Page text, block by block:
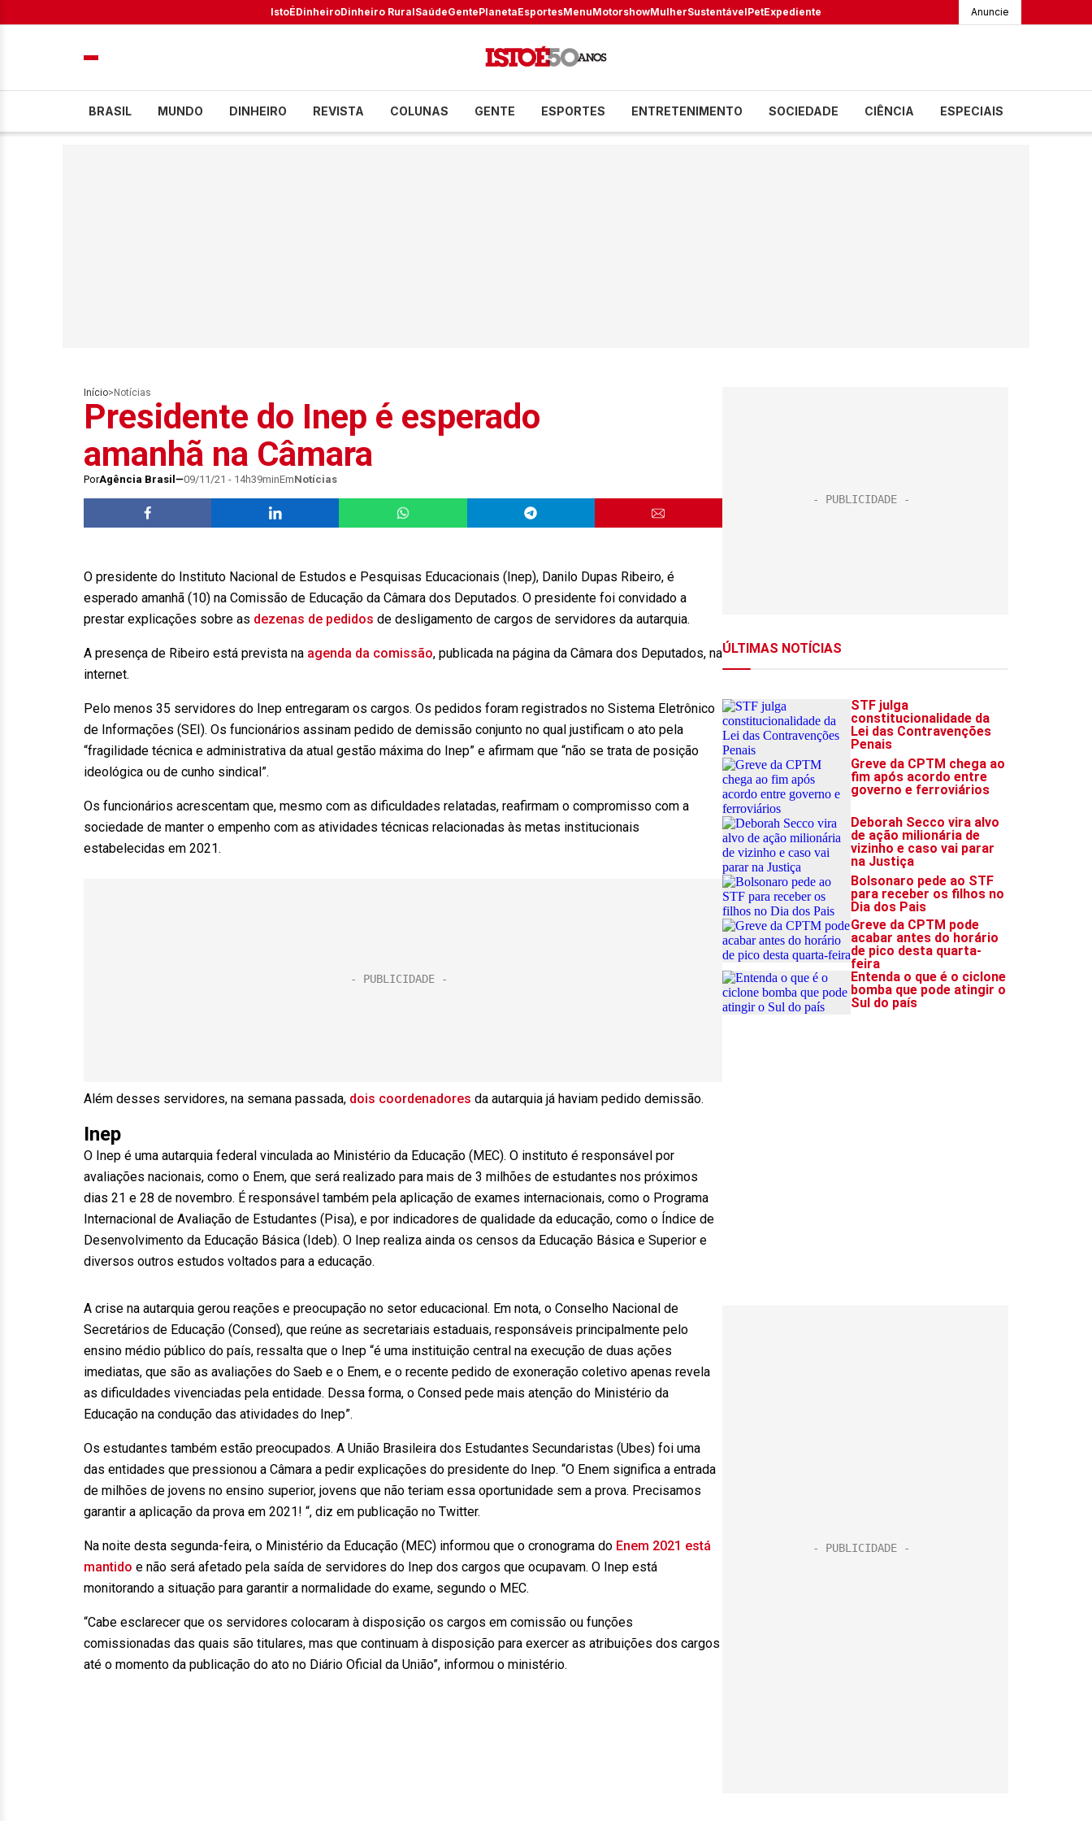
IstoÉDinheiroDinheiro RuralSaúdeGentePlanetaEsportesMenuMotorshowMulherSustentávelPetExpediente Anuncie
BRASIL MUNDO DINHEIRO REVISTA COLUNAS GENTE ESPORTES ENTRETENIMENTO SOCIEDADE CIÊNCIA ESPECIAIS
Início> Notícias
Presidente do Inep é esperado
amanhã na Câmara
PorAgência Brasil 09/11/21 - 14h39minEmNotícias
O presidente do Instituto Nacional de Estudos e Pesquisas Educacionais (Inep), Danilo Dupas Ribeiro, é
esperado amanhã (10) na Comissão de Educação da Câmara dos Deputados. O presidente foi convidado a
prestar explicações sobre as dezenas de pedidos de desligamento de cargos de servidores da autarquia.
A presença de Ribeiro está prevista na agenda da comissão, publicada na página da Câmara dos Deputados, na
internet.
Pelo menos 35 servidores do Inep entregaram os cargos. Os pedidos foram registrados no Sistema Eletrônico
de Informações (SEI). Os funcionários assinam pedido de demissão conjunto no qual justificam o ato pela
“fragilidade técnica e administrativa da atual gestão máxima do Inep” e afirmam que “não se trata de posição
ideológica ou de cunho sindical”.
Os funcionários acrescentam que, mesmo com as dificuldades relatadas, reafirmam o compromisso com a
sociedade de manter o empenho com as atividades técnicas relacionadas às metas institucionais
estabelecidas em 2021.
Além desses servidores, na semana passada, dois coordenadores da autarquia já haviam pedido demissão.
Inep
O Inep é uma autarquia federal vinculada ao Ministério da Educação (MEC). O instituto é responsável por
avaliações nacionais, como o Enem, que será realizado para mais de 3 milhões de estudantes nos próximos
dias 21 e 28 de novembro. É responsável também pela aplicação de exames internacionais, como o Programa
Internacional de Avaliação de Estudantes (Pisa), e por indicadores de qualidade da educação, como o Índice de
Desenvolvimento da Educação Básica (Ideb). O Inep realiza ainda os censos da Educação Básica e Superior e
diversos outros estudos voltados para a educação.
A crise na autarquia gerou reações e preocupação no setor educacional. Em nota, o Conselho Nacional de
Secretários de Educação (Consed), que reúne as secretariais estaduais, responsáveis principalmente pelo
ensino médio público do país, ressalta que o Inep “é uma instituição central na execução de duas ações
imediatas, que são as avaliações do Saeb e o Enem, e o recente pedido de exoneração coletivo apenas revela
as dificuldades vivenciadas pela entidade. Dessa forma, o Consed pede mais atenção do Ministério da
Educação na condução das atividades do Inep”.
Os estudantes também estão preocupados. A União Brasileira dos Estudantes Secundaristas (Ubes) foi uma
das entidades que pressionou a Câmara a pedir explicações do presidente do Inep. “O Enem significa a entrada
de milhões de jovens no ensino superior, jovens que não teriam essa oportunidade sem a prova. Precisamos
garantir a aplicação da prova em 2021! “, diz em publicação no Twitter.
Na noite desta segunda-feira, o Ministério da Educação (MEC) informou que o cronograma do Enem 2021 está
mantido e não será afetado pela saída de servidores do Inep dos cargos que ocupavam. O Inep está
monitorando a situação para garantir a normalidade do exame, segundo o MEC.
“Cabe esclarecer que os servidores colocaram à disposição os cargos em comissão ou funções
comissionadas das quais são titulares, mas que continuam à disposição para exercer as atribuições dos cargos
até o momento da publicação do ato no Diário Oficial da União”, informou o ministério.